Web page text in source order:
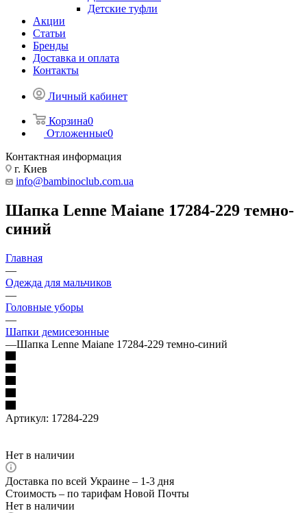
Детские туфли
Акции
Статьи
Бренды
Доставка и оплата
Контакты
Личный кабинет
Корзина0
Отложенные0
Контактная информация
г. Киев
info@bambinoclub.com.ua
Шапка Lenne Maiane 17284-229 темно-
синий
Главная
—
Одежда для мальчиков
—
Головные уборы
—
Шапки демисезонные
—Шапка Lenne Maiane 17284-229 темно-синий
Артикул: 17284-229
Нет в наличии
Доставка по всей Украине – 1-3 дня
Стоимость – по тарифам Новой Почты
Нет в наличии